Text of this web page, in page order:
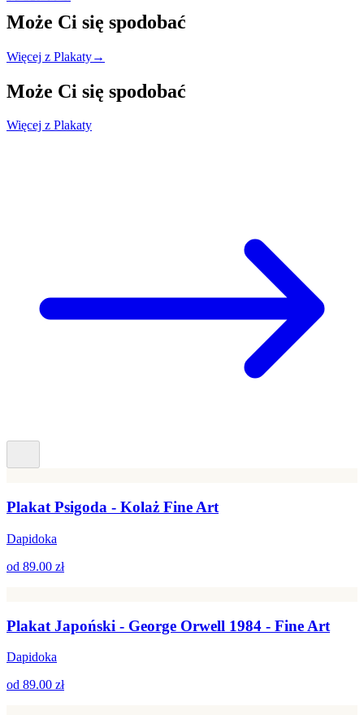
Może Ci się spodobać
Więcej z Plakaty→
Może Ci się spodobać
Więcej z Plakaty
Plakat Psigoda - Kolaż Fine Art
Dapidoka
od 89.00 zł
Plakat Japoński - George Orwell 1984 - Fine Art
Dapidoka
od 89.00 zł